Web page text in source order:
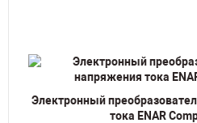
Электронный
тока ENAR